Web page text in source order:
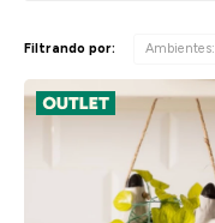
Filtrando por: Ambientes: